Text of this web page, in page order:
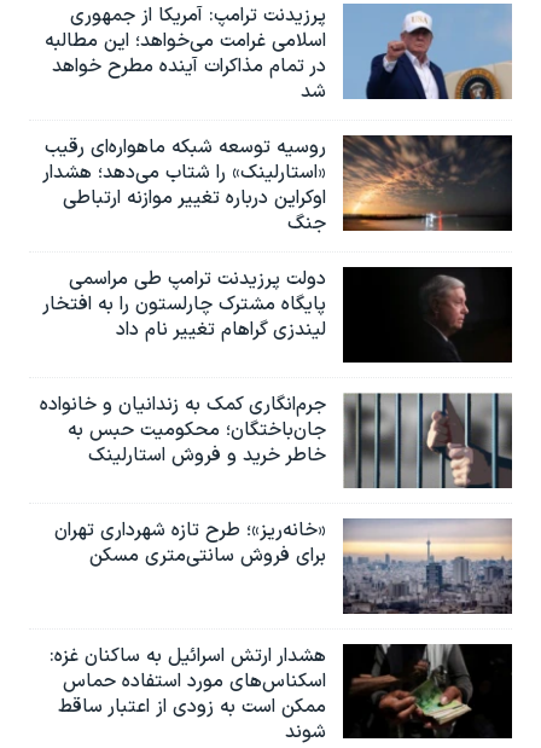
پرزیدنت ترامپ: آمریکا از جمهوری
اسلامی غرامت می‌خواهد؛ این مطالبه
در تمام مذاکرات آینده مطرح خواهد
شد
روسیه توسعه شبکه ماهواره‌ای رقیب
«استارلینک» را شتاب می‌دهد؛ هشدار
اوکراین درباره تغییر موازنه ارتباطی
جنگ
دولت پرزیدنت ترامپ طی مراسمی
پایگاه مشترک چارلستون را به افتخار
لیندزی گراهام تغییر نام داد
جرم‌انگاری کمک به زندانیان و خانواده
جان‌باختگان؛ محکومیت حبس به‌
خاطر خرید و فروش استارلینک
«خانه‌ریز»؛ طرح تازه شهرداری تهران
برای فروش سانتی‌متری مسکن
هشدار ارتش اسرائیل به ساکنان غزه:
اسکناس‌های مورد استفاده حماس
ممکن است به‌ زودی از اعتبار ساقط
شوند